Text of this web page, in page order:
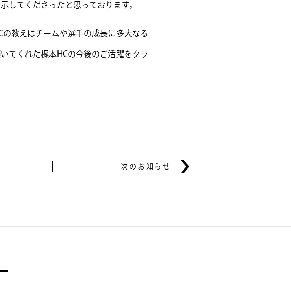
してくださったと思っております。
教えはチームや選手の成長に多大なる
てくれた梶本HCの今後のご活躍をクラ
次のお知らせ